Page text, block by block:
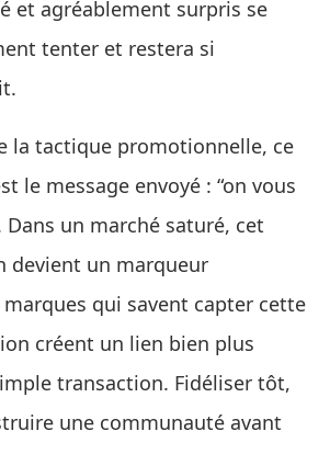
et agréablement surpris se
tenter et restera si
la tactique promotionnelle, ce
le message envoyé : “on vous
Dans un marché saturé, cet
devient un marqueur
qui savent capter cette
créent un lien bien plus
transaction. Fidéliser tôt,
une communauté avant